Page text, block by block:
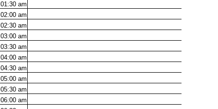
01:30 am
02:00 am
02:30 am
03:00 am
03:30 am
04:00 am
04:30 am
05:00 am
05:30 am
06:00 am